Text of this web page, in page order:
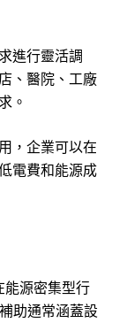
進行靈活調
、醫院、工廠
。
，企業可以在
電費和能源成
能源密集型行
助通常涵蓋設